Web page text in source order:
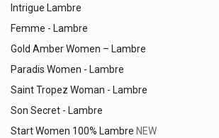
Intrigue Lambre
Femme - Lambre
Gold Amber Women – Lambre
Paradis Women - Lambre
Saint Tropez Woman - Lambre
Son Secret - Lambre
Start Women 100% Lambre NEW